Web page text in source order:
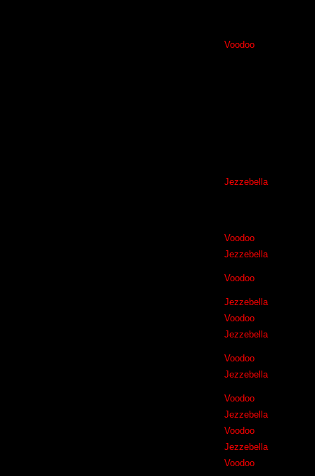
Voodoo
Jezzebella
Voodoo
Jezzebella
Voodoo
Jezzebella
Voodoo
Jezzebella
Voodoo
Jezzebella
Voodoo
Jezzebella
Voodoo
Jezzebella
Voodoo